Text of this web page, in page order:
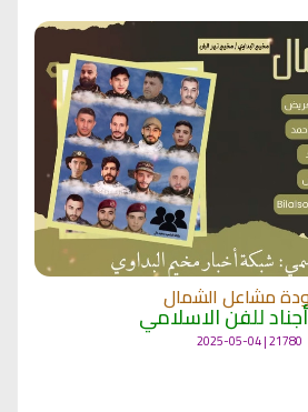
مشاعل الشمال
للفن الاسلامي
21780 | 2025-05-04